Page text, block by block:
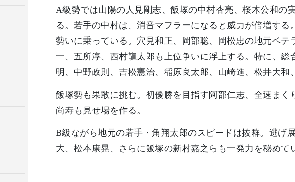
A級勢では山陽の人見剛志、飯塚の中村杏亮、桜木公和の
る。若手の中村は、消音マフラーになると威力が倍増す
勢いに乗っている。穴見和正、岡部聡、岡松忠の地元ベ
一、五所淳、西村龍太郎も上位争いに浮上する。特に、
明、中野政則、吉松憲治、稲原良太郎、山崎進、松井大和
飯塚勢も果敢に挑む。初優勝を目指す阿部仁志、全速ま
尚寿も見せ場を作る。
B級ながら地元の若手・角翔太郎のスピードは抜群。逃げ
大、松本康晃、さらに飯塚の新村嘉之らも一発力を秘めて